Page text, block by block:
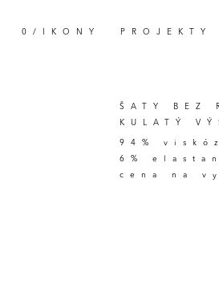
0/IKONY PROJEKTY
ŠATY BEZ
KULATÝ
94%
6% elastan
cena na